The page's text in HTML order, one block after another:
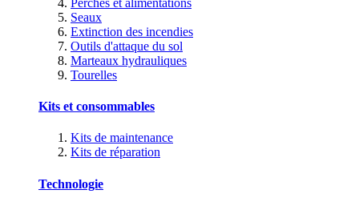
Seaux
Extinction des incendies
Outils d'attaque du sol
Marteaux hydrauliques
Tourelles
Kits et consommables
Kits de maintenance
Kits de réparation
Technologie